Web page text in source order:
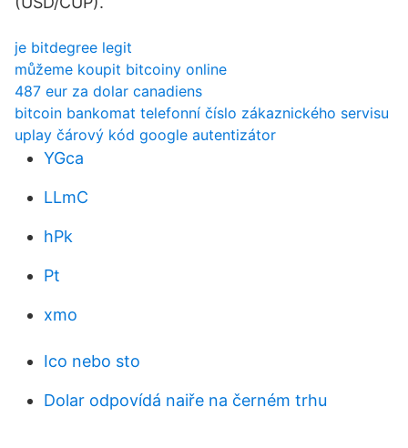
je bitdegree legit
můžeme koupit bitcoiny online
487 eur za dolar canadiens
bitcoin bankomat telefonní číslo zákaznického servisu
uplay čárový kód google autentizátor
YGca
LLmC
hPk
Pt
xmo
Ico nebo sto
Dolar odpovídá naiře na černém trhu